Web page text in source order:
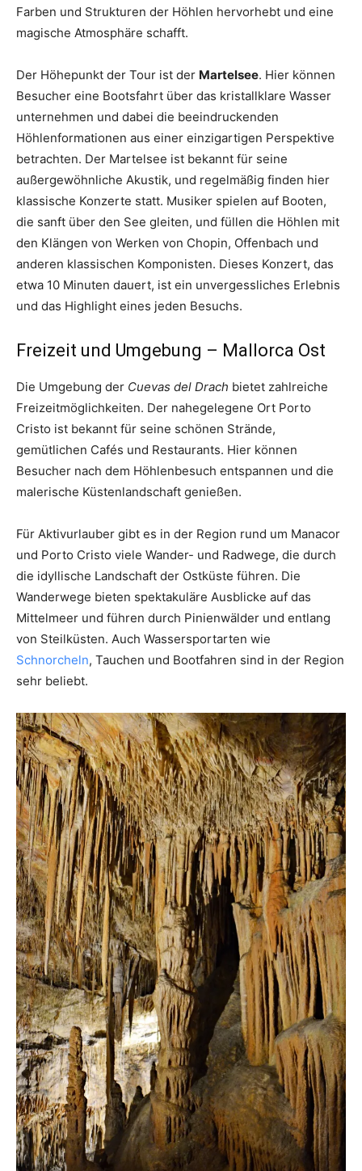
Farben und Strukturen der Höhlen hervorhebt und eine
magische Atmosphäre schafft.
Der Höhepunkt der Tour ist der Martelsee. Hier können
Besucher eine Bootsfahrt über das kristallklare Wasser
unternehmen und dabei die beeindruckenden
Höhlenformationen aus einer einzigartigen Perspektive
betrachten. Der Martelsee ist bekannt für seine
außergewöhnliche Akustik, und regelmäßig finden hier
klassische Konzerte statt. Musiker spielen auf Booten,
die sanft über den See gleiten, und füllen die Höhlen mit
den Klängen von Werken von Chopin, Offenbach und
anderen klassischen Komponisten. Dieses Konzert, das
etwa 10 Minuten dauert, ist ein unvergessliches Erlebnis
und das Highlight eines jeden Besuchs.
Freizeit und Umgebung – Mallorca Ost
Die Umgebung der Cuevas del Drach bietet zahlreiche
Freizeitmöglichkeiten. Der nahegelegene Ort Porto
Cristo ist bekannt für seine schönen Strände,
gemütlichen Cafés und Restaurants. Hier können
Besucher nach dem Höhlenbesuch entspannen und die
malerische Küstenlandschaft genießen.
Für Aktivurlauber gibt es in der Region rund um Manacor
und Porto Cristo viele Wander- und Radwege, die durch
die idyllische Landschaft der Ostküste führen. Die
Wanderwege bieten spektakuläre Ausblicke auf das
Mittelmeer und führen durch Pinienwälder und entlang
von Steilküsten. Auch Wassersportarten wie
Schnorcheln, Tauchen und Bootfahren sind in der Region
sehr beliebt.